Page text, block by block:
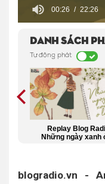
00:27 22:26
Danh sách
Tự động phát
Replay Blog
Những ngày xanh
blogradio.vn -